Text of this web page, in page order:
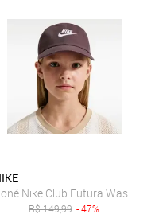
Nike Club Futura Wash
R$149,99 - 47%